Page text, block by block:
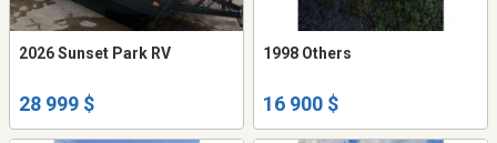
2026 Sunset Park RV
28 999 $
1998 Others
16 900 $